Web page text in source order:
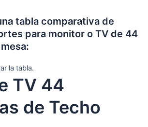
tabla comparativa de
para monitor o TV de 44
la tabla.
TV 44
de Techo